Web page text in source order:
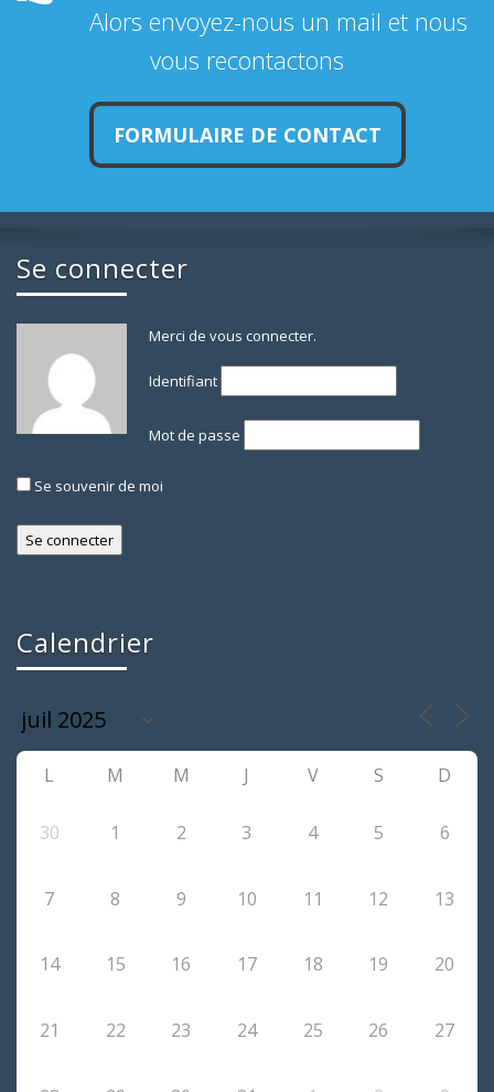
Alors envoyez-nous un mail et nous
vous recontactons
FORMULAIRE DE CONTACT
Se connecter
Merci de vous connecter.
Identifiant
Mot de passe
Se souvenir de moi
Calendrier
L M M J V S D
30 1 2 3 4 5 6
7 8 9 10 11 12 13
14 15 16 17 18 19 20
21 22 23 24 25 26 27